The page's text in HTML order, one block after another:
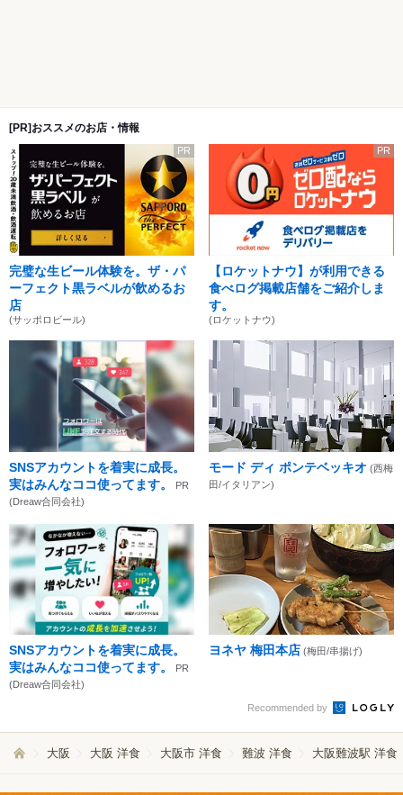
[PR]おススメのお店・情報
PR
完璧な生ビール体験を。ザ・パ
ーフェクト黒ラベルが飲めるお
店
(サッポロビール)
PR
【ロケットナウ】が利用できる
食べログ掲載店舗をご紹介しま
す。
(ロケットナウ)
SNSアカウントを着実に成長。
実はみんなココ使ってます。
PR
(Dreaw合同会社)
モード ディ ポンテベッキオ (西梅
田/イタリアン)
SNSアカウントを着実に成長。
実はみんなココ使ってます。
PR
(Dreaw合同会社)
ヨネヤ 梅田本店 (梅田/串揚げ)
Recommended by
大阪 大阪 洋食 大阪市 洋食 難波 洋食 大阪難波駅 洋食